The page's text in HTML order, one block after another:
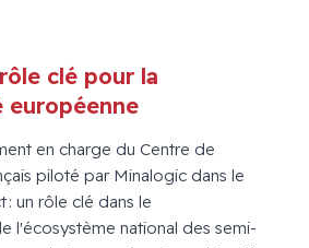
e clé pour la
européenne
en charge du Centre de
piloté par Minalogic dans le
: un rôle clé dans le
l'écosystème national des semi-